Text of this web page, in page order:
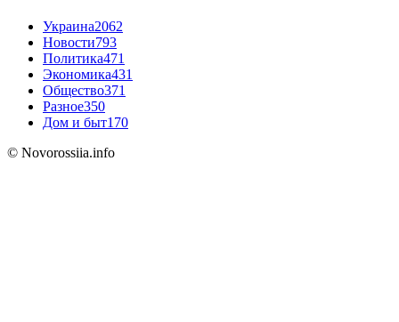
Украина2062
Новости793
Политика471
Экономика431
Общество371
Разное350
Дом и быт170
© Novorossiia.info